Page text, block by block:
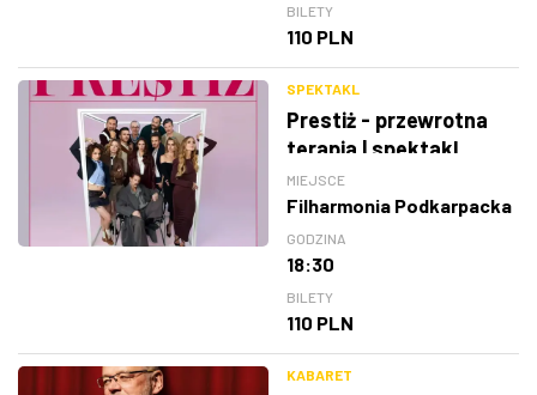
BILETY
110 PLN
SPEKTAKL
Prestiż - przewrotna
terapia | spektakl
MIEJSCE
Filharmonia Podkarpacka
GODZINA
18:30
BILETY
110 PLN
KABARET